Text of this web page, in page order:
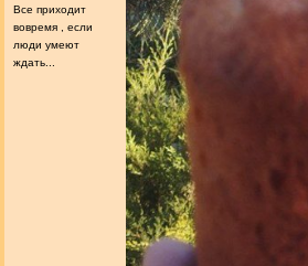
Все приходит
вовремя , если
люди умеют
ждать...